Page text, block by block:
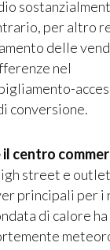
per altro
delle
nel
conversione.
centro
street e
principali per
di calore ha